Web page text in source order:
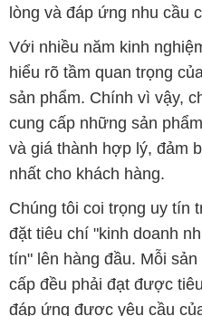
lòng và đáp ứng nhu cầu
Với nhiều năm kinh
hiểu rõ tầm quan trọng
sản phẩm. Chính vì vậy,
cung cấp những sản
và giá thành hợp lý, đảm
nhất cho khách hàng.
Chúng tôi coi trọng uy tín
đặt tiêu chí "kinh doanh
tín" lên hàng đầu. Mỗi
cấp đều phải đạt được
đáp ứng được yêu cầu